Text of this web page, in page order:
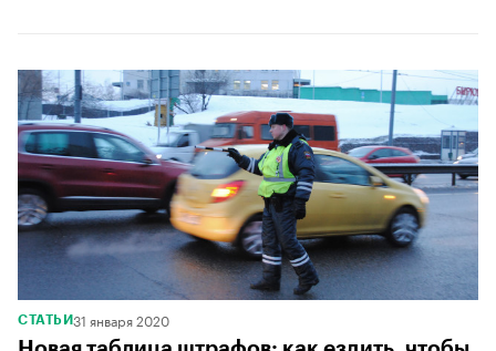
СТАТЬИ31 января 2020